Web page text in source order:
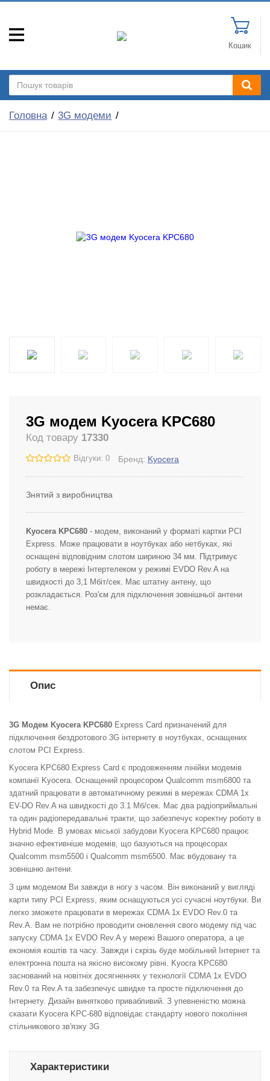
Кошик
Головна 3G модеми
3G модем Kyocera KPC680
Код товару 17330
Відгуки: 0 Бренд: Kyocera
Знятий з виробництва
Kyocera KPC680 - модем, виконаний у форматі картки PCI
Express. Може працювати в ноутбуках або нетбуках, які
оснащені відповідним слотом шириною 34 мм. Підтримує
роботу в мережі Інтертелеком у режимі EVDO Rev.A на
швидкості до 3,1 Мбіт/сек. Має штатну антену, що
розкладається. Роз'єм для підключення зовнішньої антени
немає.
Опис
3G Модем Kyocera KPC680 Express Card призначений для
підключення бездротового 3G інтернету в ноутбуках, оснащених
слотом PCI Express.
Kyocera KPC680 Express Card є продовженням лінійки модемів
компанії Kyocera. Оснащений процесором Qualcomm msm6800 та
здатний працювати в автоматичному режимі в мережах CDMA 1x
EV-DO Rev.A на швидкості до 3.1 Мб/сек. Має два радіоприймальні
та один радіопередавальні тракти, що забезпечує коректну роботу в
Hybrid Mode. В умовах міської забудови Kyocera KPC680 працює
значно ефективніше модемів, що базуються на процесорах
Qualcomm msm5500 і Qualcomm msm6500. Має вбудовану та
зовнішню антени.
З цим модемом Ви завжди в ногу з часом. Він виконаний у вигляді
карти типу PCI Express, яким оснащуються усі сучасні ноутбуки. Ви
легко зможете працювати в мережах CDMA 1x EVDO Rev.0 та
Rev.A. Вам не потрібно проводити оновлення свого модему під час
запуску CDMA 1x EVDO Rev.A у мережі Вашого оператора, а це
економія коштів та часу. Завжди і скрізь буде мобільний Інтернет та
електронна пошта на якісно високому рівні. Kyocra KPC680
заснований на новітніх досягненнях у технології CDMA 1x EVDO
Rev.0 та Rev.A та забезпечує швидке та просте підключення до
Інтернету. Дизайн винятково привабливий. З упевненістю можна
сказати Kyocera KPC-680 відповідає стандарту нового покоління
стільникового зв'язку 3G
Характеристики